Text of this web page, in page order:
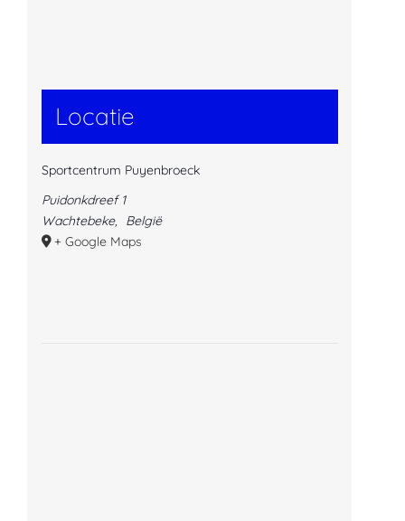
Locatie
Sportcentrum Puyenbroeck
Puidonkdreef 1
Wachtebeke, België
+ Google Maps